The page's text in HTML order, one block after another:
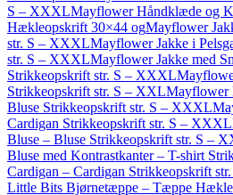
S – XXXLMayflower Håndklæde og
Hækleopskrift 30×44 ogMayflower
str. S – XXXLMayflower Jakke i
str. S – XXXLMayflower Jakke med
Strikkeopskrift str. S – XXXL
Strikkeopskrift str. S – XXLMayflower
Bluse Strikkeopskrift str. S – XXXL
Cardigan Strikkeopskrift str. S – XXXL
Bluse – Bluse Strikkeopskrift str. S –
Bluse med Kontrastkanter – T-shirt
Cardigan – Cardigan Strikkeopskrift
Little Bits Bjørnetæppe – Tæppe